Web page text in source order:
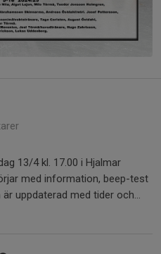
13/4 kl. 17.00 i Hjalmar
med information, beep-test
uppdaterad med tider och...